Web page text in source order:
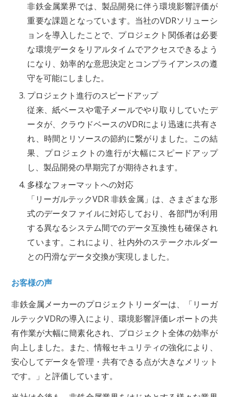
非鉄金属業界では、製品開発に伴う環境影響評価が
重要な課題となっています。当社のVDRソリューシ
ョンを導入したことで、プロジェクト関係者は必要
な環境データをリアルタイムでアクセスできるよう
になり、効率的な意思決定とコンプライアンスの遵
守を可能にしました。
プロジェクト進行のスピードアップ
従来、紙ベースや電子メールでやり取りしていたデ
ータが、クラウドベースのVDRにより迅速に共有さ
れ、時間とリソースの節約に繋がりました。この結
果、プロジェクトの進行が大幅にスピードアップ
し、製品開発の早期完了が期待されます。
多様なフォーマットへの対応
「リーガルテックVDR 非鉄金属」は、さまざまな形
式のデータファイルに対応しており、各部門が利用
する異なるシステム間でのデータ互換性も確保され
ています。これにより、社内外のステークホルダー
との円滑なデータ交換が実現しました。
お客様の声
非鉄金属メーカーのプロジェクトリーダーは、「リーガ
ルテックVDRの導入により、環境影響評価レポートの共
有作業が大幅に簡素化され、プロジェクト全体の効率が
向上しました。また、情報セキュリティの強化により、
安心してデータを管理・共有できる点が大きなメリット
です。」と評価しています。